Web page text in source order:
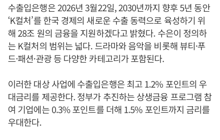
수출입은행은 2026년 3월22일, 2030년까지 향후 5년 동안
‘K컬처’를 한국 경제의 새로운 수출 동력으로 육성하기 위
해 28조 원의 금융을 지원하겠다고 밝혔다. 수은이 정의하
는 K컬처의 범위는 넓다. 드라마와 음악을 비롯해 뷰티·푸
드·패션·관광 등 다양한 카테고리가 포함된다.
이러한 대상 사업에 수출입은행은 최고 1.2% 포인트의 우
대금리를 제공한다. 정부가 추진하는 상생금융 프로그램 참
여 기업에는 0.3% 포인트를 더해 1.5% 포인트까지 금리를
우대한다.